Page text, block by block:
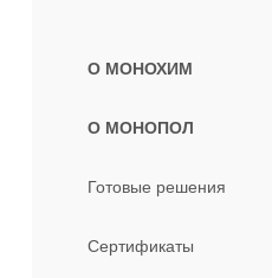
О МОНОХИМ
О МОНОПОЛ
Готовые решения
Сертификаты